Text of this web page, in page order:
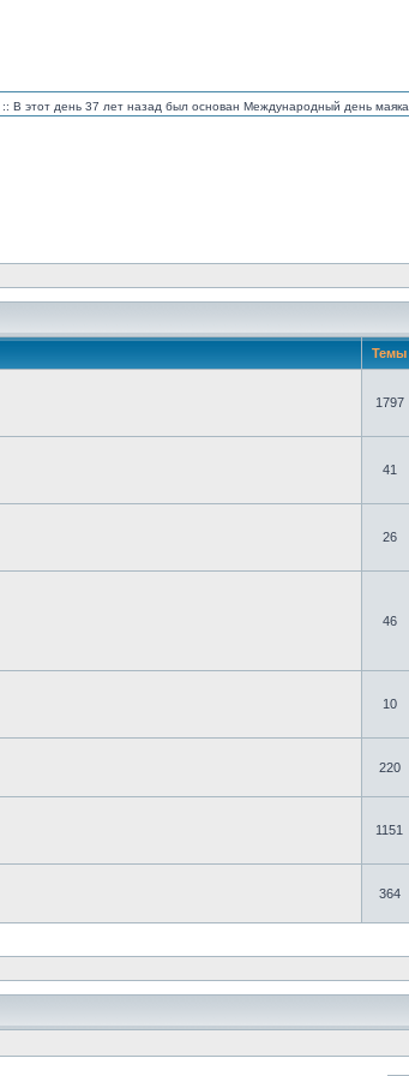
:: В этот день 37 лет назад был основан Международный день маяка
Темы
1797
41
26
46
10
220
1151
364